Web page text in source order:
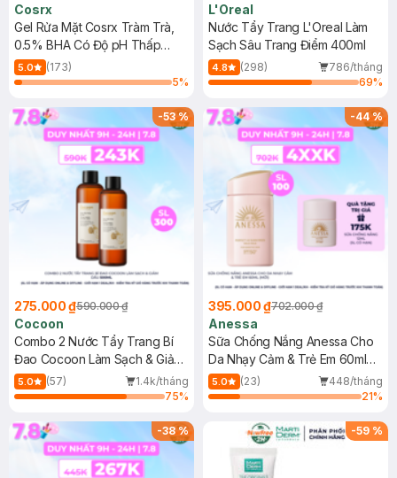
Cosrx
Gel Rửa Mặt Cosrx Tràm Trà,
0.5% BHA Có Độ pH Thấp
150ml
5.0
(173)
5%
L'Oreal
Nước Tẩy Trang L'Oreal Làm
Sạch Sâu Trang Điểm 400ml
4.8 (298)
786/tháng
69%
-53%
275.000 ₫590.000 ₫
Cocoon
Combo 2 Nước Tẩy Trang Bí
Đao Cocoon Làm Sạch & Giảm
Dầu 500ml
5.0 (57)
1.4k/tháng
75%
-44%
395.000 ₫702.000 ₫
Anessa
Sữa Chống Nắng Anessa Cho
Da Nhạy Cảm & Trẻ Em 60ml
(Mới)
5.0 (23)
448/tháng
21%
-38% -59 %